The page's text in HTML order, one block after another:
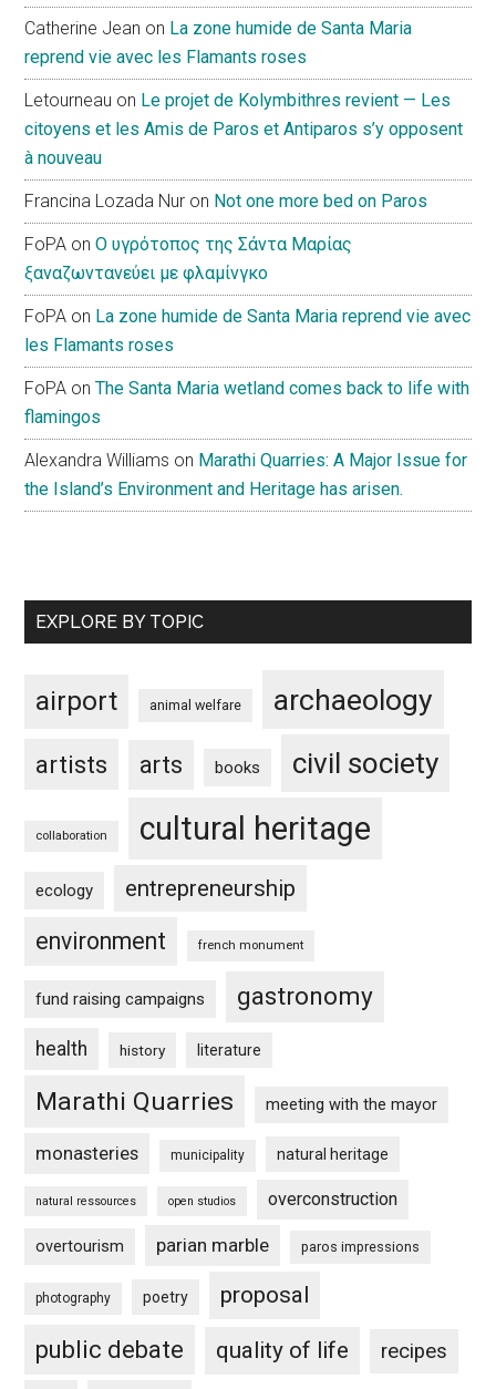
Catherine Jean on La zone humide de Santa Maria
reprend vie avec les Flamants roses
Letourneau on Le projet de Kolymbithres revient — Les
citoyens et les Amis de Paros et Antiparos s’y opposent
à nouveau
Francina Lozada Nur on Not one more bed on Paros
FoPA onΟ υγρότοπος της Σάντα Μαρίας
ξαναζωντανεύει με φλαμίνγκο
FoPA on La zone humide de Santa Maria reprend vie avec
les Flamants roses
FoPA onThe Santa Maria wetland comes back to life with
flamingos
Alexandra Williams on Marathi Quarries: A Major Issue for
the Island’s Environment and Heritage has arisen.
EXPLORE BY TOPIC
airport animal welfare archaeology
artists arts books civil society
collaboration cultural heritage
ecology entrepreneurship
environment french monument
fund raising campaigns gastronomy
health history literature
Marathi Quarries meeting with the mayor
monasteries municipality natural heritage
natural ressources open studios overconstruction
overtourism parian marble paros impressions
photography poetry proposal
public debate quality of life recipes